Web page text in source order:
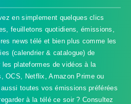
en simplement quelques clics
feuilletons quotidiens, émissions,
news télé et bien plus comme les
(calendrier & catalogue) de
plateformes de vidéos à la
OCS, Netflix, Amazon Prime ou
toutes vos émissions préférées
à la télé ce soir ? Consultez